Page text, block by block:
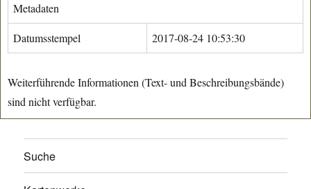
Metadaten
Datumsstempel 2017-08-24 10:53:30
Weiterführende Informationen (Text- und Beschreibungsbände)
sind nicht verfügbar.
Suche